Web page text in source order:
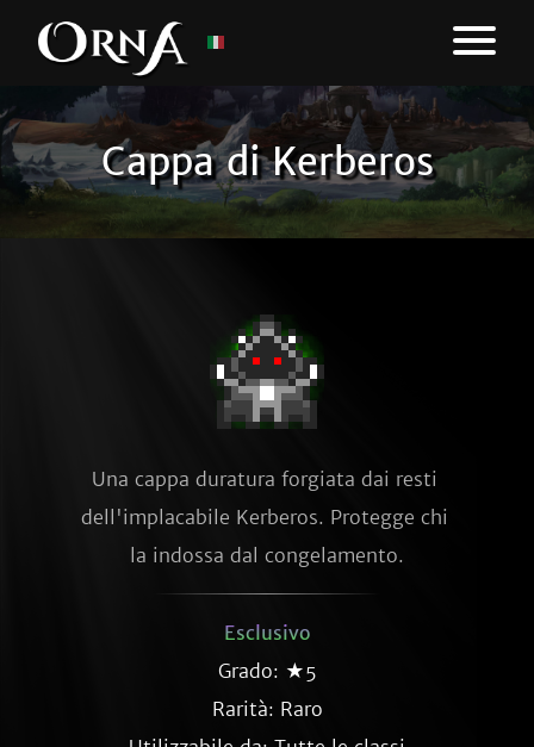
Cappa di Kerberos
Una cappa duratura forgiata dai resti
dell'implacabile Kerberos. Protegge chi
la indossa dal congelamento.
Esclusivo
Grado: ★5
Rarità: Raro